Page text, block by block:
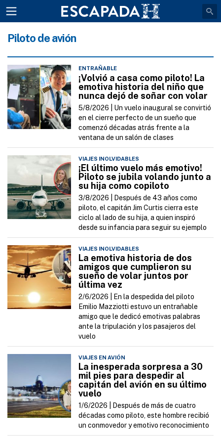
Piloto de avión
ENTRAÑABLE
¡Volvió a casa como piloto! La
emotiva historia del niño que
nunca dejó de soñar con volar
5/8/2026 | Un vuelo inaugural se convirtió
en el cierre perfecto de un sueño que
comenzó décadas atrás frente a la
ventana de un salón de clases
VIAJES INOLVIDABLES
¡El último vuelo más emotivo!
Piloto se jubila volando junto a
su hija como copiloto
3/8/2026 |
Después de 43 años como
piloto, el capitán Jim Curtis cierra este
ciclo al lado de su hija, a quien inspiró
desde su infancia para seguir su ejemplo
VIAJES INOLVIDABLES
La emotiva historia de dos
amigos que cumplieron su
sueño de volar juntos por
última vez
2/6/2026 |
En la despedida del piloto
Emilio Mazziotti estuvo un entrañable
amigo que le dedicó emotivas palabras
ante la tripulación y los pasajeros del
vuelo
VIAJES EN AVIÓN
La inesperada sorpresa a 30
mil pies para despedir al
capitán del avión en su último
vuelo
1/6/2026 |
Después de más de cuatro
décadas como piloto, este hombre recibió
un conmovedor y emotivo reconocimiento